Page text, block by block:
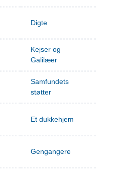
Digte
Kejser og
Galilæer
Samfundets
støtter
Et dukkehjem
Gengangere